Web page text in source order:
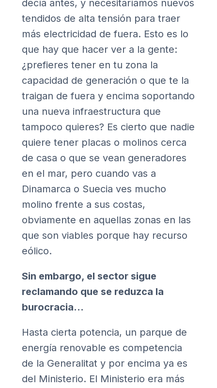
decía antes, y necesitaríamos nuevos
tendidos de alta tensión para traer
más electricidad de fuera. Esto es lo
que hay que hacer ver a la gente:
¿prefieres tener en tu zona la
capacidad de generación o que te la
traigan de fuera y encima soportando
una nueva infraestructura que
tampoco quieres? Es cierto que nadie
quiere tener placas o molinos cerca
de casa o que se vean generadores
en el mar, pero cuando vas a
Dinamarca o Suecia ves mucho
molino frente a sus costas,
obviamente en aquellas zonas en las
que son viables porque hay recurso
eólico.
Sin embargo, el sector sigue
reclamando que se reduzca la
burocracia…
Hasta cierta potencia, un parque de
energía renovable es competencia
de la Generalitat y por encima ya es
del Ministerio. El Ministerio era más